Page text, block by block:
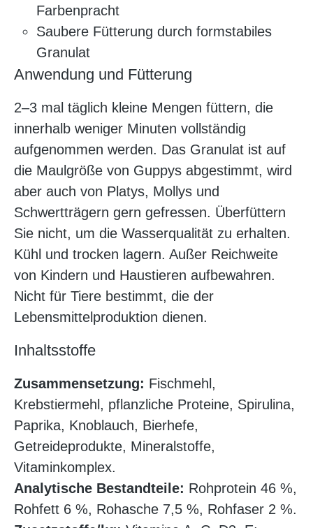
Farbenpracht
Saubere Fütterung durch formstabiles
Granulat
Anwendung und Fütterung
2–3 mal täglich kleine Mengen füttern, die
innerhalb weniger Minuten vollständig
aufgenommen werden. Das Granulat ist auf
die Maulgröße von Guppys abgestimmt, wird
aber auch von Platys, Mollys und
Schwertträgern gern gefressen. Überfüttern
Sie nicht, um die Wasserqualität zu erhalten.
Kühl und trocken lagern. Außer Reichweite
von Kindern und Haustieren aufbewahren.
Nicht für Tiere bestimmt, die der
Lebensmittelproduktion dienen.
Inhaltsstoffe
Zusammensetzung: Fischmehl,
Krebstiermehl, pflanzliche Proteine, Spirulina,
Paprika, Knoblauch, Bierhefe,
Getreideprodukte, Mineralstoffe,
Vitaminkomplex.
Analytische Bestandteile: Rohprotein 46 %,
Rohfett 6 %, Rohasche 7,5 %, Rohfaser 2 %.